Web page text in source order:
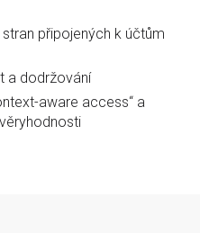
připojených k účtům
a dodržování
aware access“ a